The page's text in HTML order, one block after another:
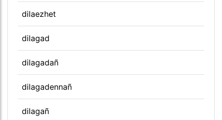
dilaezhet
dilagad
dilagadañ
dilagadennañ
dilagañ